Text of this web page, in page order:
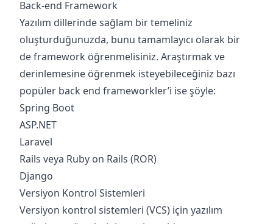
Back-end Framework
Yazılım dillerinde sağlam bir temeliniz
oluşturduğunuzda, bunu tamamlayıcı olarak bir
de framework öğrenmelisiniz. Araştırmak ve
derinlemesine öğrenmek isteyebileceğiniz bazı
popüler back end frameworkler’i ise şöyle:
Spring Boot
ASP.NET
Laravel
Rails veya Ruby on Rails (ROR)
Django
Versiyon Kontrol Sistemleri
Versiyon kontrol sistemleri (VCS) için yazılım